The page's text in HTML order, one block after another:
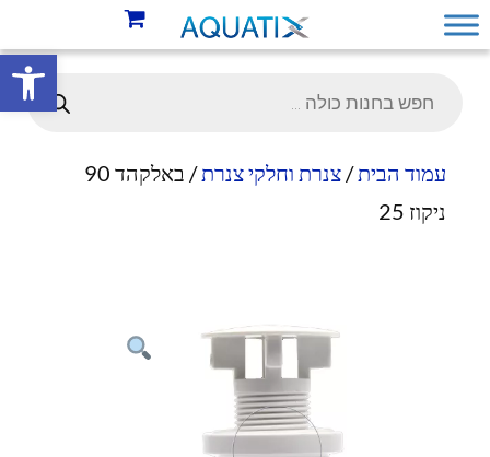
פתח
עמוד הבית/צנרת וחלקי צנרת
/ באלקהד 90
ניקוז 25